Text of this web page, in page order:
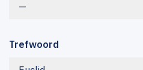
—
Trefwoord